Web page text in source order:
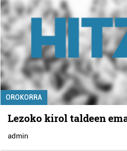
OROKORRA
Lezoko kirol taldeen
admin